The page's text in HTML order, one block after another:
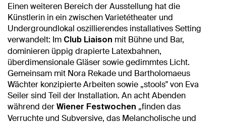
Einen weiteren Bereich der Ausstellung hat die
Künstlerin in ein zwischen Varietétheater und
Undergroundlokal oszillierendes installatives Setting
verwandelt: Im Club Liaison mit Bühne und Bar,
dominieren üppig drapierte Latexbahnen,
überdimensionale Gläser sowie gedimmtes Licht.
Gemeinsam mit Nora Rekade und Bartholomaeus
Wächter konzipierte Arbeiten sowie „stools" von Eva
Seiler sind Teil der Installation. An acht Abenden
während der Wiener Festwochen „finden das
Verruchte und Subversive, das Melancholische und